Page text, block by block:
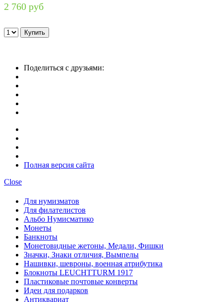
2 760 руб
Поделиться с друзьями:
Полная версия сайта
Close
Для нумизматов
Для филателистов
Альбо Нумисматико
Монеты
Банкноты
Монетовидные жетоны, Медали, Фишки
Значки, Знаки отличия, Вымпелы
Нашивки, шевроны, военная атрибутика
Блокноты LEUCHTTURM 1917
Пластиковые почтовые конверты
Идеи для подарков
Антиквариат